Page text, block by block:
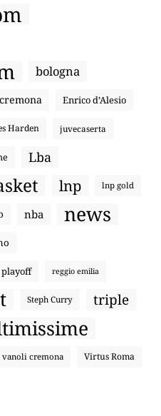
bologna
cremona Enrico d’Alesio
Harden juvecaserta
Lba
lnp lnp gold
nba news
playoff reggio emilia
Steph Curry triple
vanoli cremona Virtus Roma